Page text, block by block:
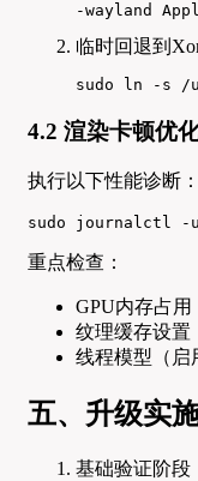
-wayland
临时回退到
sudo ln -s /
4.2 渲染卡顿优
执行以下性能诊断：
sudo journalctl -
重点检查：
GPU内存占用
纹理缓存设置
线程模型（启
五、升级实
基础验证阶段